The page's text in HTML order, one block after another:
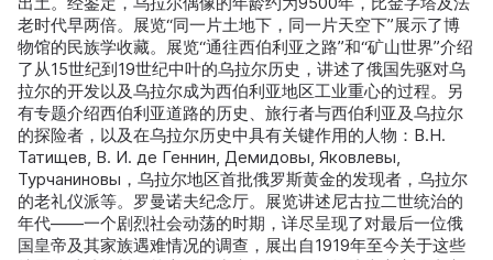
老时代早两倍。展览“同一片土地下，同一片天空下”展示了博
物馆的民族学收藏。展览“通往西伯利亚之路”和“矿山世界”介绍
了从15世纪到19世纪中叶的乌拉尔历史，讲述了俄国先驱对乌
拉尔的开发以及乌拉尔成为西伯利亚地区工业重心的过程。另
有专题介绍西伯利亚道路的历史、旅行者与西伯利亚及乌拉尔
的探险者，以及在乌拉尔历史中具有关键作用的人物：В.Н.
Татищев, В. И. де Геннин, Демидовы, Яковлевы,
Турчаниновы，乌拉尔地区首批俄罗斯黄金的发现者，乌拉尔
的老礼仪派等。罗曼诺夫纪念厅。展览讲述尼古拉二世统治的
年代——一个剧烈社会动荡的时期，详尽呈现了对最后一位俄
国皇帝及其家族遇难情况的调查，展出自1919年至今关于这些